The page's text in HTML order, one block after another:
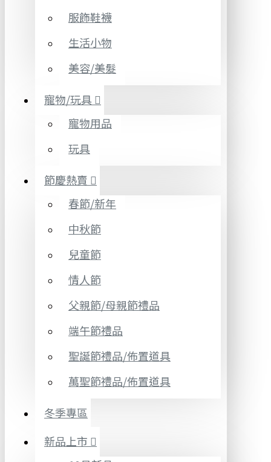
服飾鞋襪
生活小物
美容/美髮
寵物/玩具
寵物用品
玩具
節慶熱賣
春節/新年
中秋節
兒童節
情人節
父親節/母親節禮品
端午節禮品
聖誕節禮品/佈置道具
萬聖節禮品/佈置道具
冬季專區
新品上市